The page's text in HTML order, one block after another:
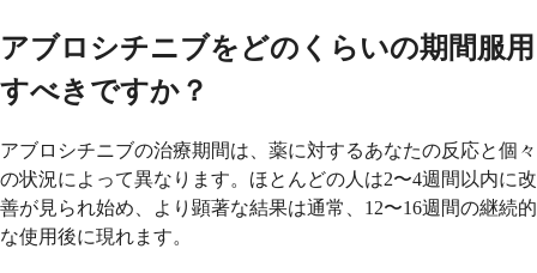
アブロシチニブをどのくらいの期間服用
すべきですか？
アブロシチニブの治療期間は、薬に対するあなたの反応と個々
の状況によって異なります。ほとんどの人は2〜4週間以内に改
善が見られ始め、より顕著な結果は通常、12〜16週間の継続的
な使用後に現れます。